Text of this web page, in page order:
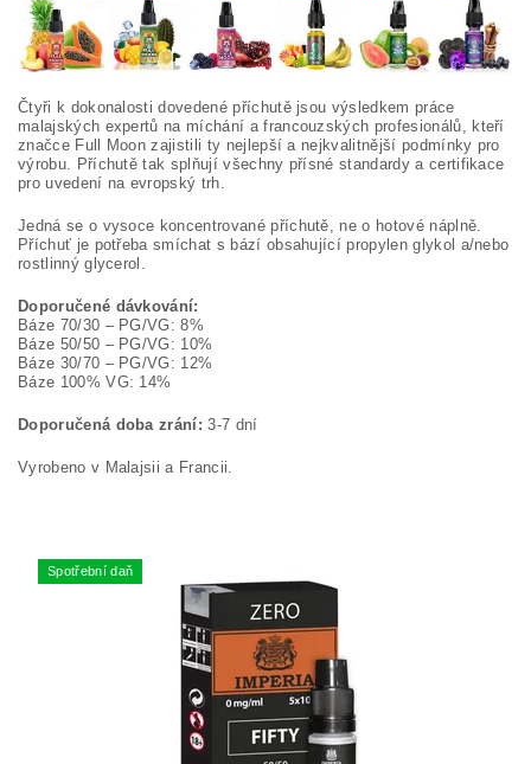
Čtyři k dokonalosti dovedené příchutě jsou výsledkem práce
malajských expertů na míchání a francouzských profesionálů, kteří
značce Full Moon zajistili ty nejlepší a nejkvalitnější podmínky pro
výrobu. Příchutě tak splňují všechny přísné standardy a certifikace
pro uvedení na evropský trh.
Jedná se o vysoce koncentrované příchutě, ne o hotové náplně.
Příchuť je potřeba smíchat s bází obsahující propylen glykol a/nebo
rostlinný glycerol.
Doporučené dávkování:
Báze 70/30 – PG/VG: 8%
Báze 50/50 – PG/VG: 10%
Báze 30/70 – PG/VG: 12%
Báze 100% VG: 14%
Doporučená doba zrání: 3-7 dní
Vyrobeno v Malajsii a Francii.
Spotřební daň